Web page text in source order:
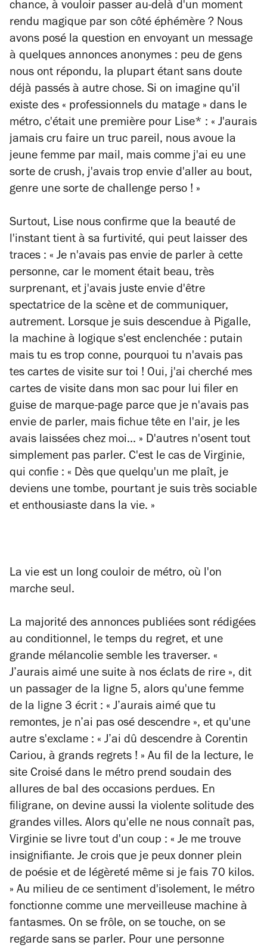
chance, à vouloir passer au-delà d'un moment
rendu magique par son côté éphémère ? Nous
avons posé la question en envoyant un message
à quelques annonces anonymes : peu de gens
nous ont répondu, la plupart étant sans doute
déjà passés à autre chose. Si on imagine qu'il
existe des « professionnels du matage » dans le
métro, c'était une première pour Lise* : « J'aurais
jamais cru faire un truc pareil, nous avoue la
jeune femme par mail, mais comme j'ai eu une
sorte de crush, j'avais trop envie d'aller au bout,
genre une sorte de challenge perso ! »
Surtout, Lise nous confirme que la beauté de
l'instant tient à sa furtivité, qui peut laisser des
traces : « Je n'avais pas envie de parler à cette
personne, car le moment était beau, très
surprenant, et j'avais juste envie d'être
spectatrice de la scène et de communiquer,
autrement. Lorsque je suis descendue à Pigalle,
la machine à logique s'est enclenchée : putain
mais tu es trop conne, pourquoi tu n'avais pas
tes cartes de visite sur toi ! Oui, j'ai cherché mes
cartes de visite dans mon sac pour lui filer en
guise de marque-page parce que je n'avais pas
envie de parler, mais fichue tête en l'air, je les
avais laissées chez moi... » D'autres n'osent tout
simplement pas parler. C'est le cas de Virginie,
qui confie : « Dès que quelqu'un me plaît, je
deviens une tombe, pourtant je suis très sociable
et enthousiaste dans la vie. »
La vie est un long couloir de métro, où l'on
marche seul.
La majorité des annonces publiées sont rédigées
au conditionnel, le temps du regret, et une
grande mélancolie semble les traverser. «
J’aurais aimé une suite à nos éclats de rire », dit
un passager de la ligne 5, alors qu'une femme
de la ligne 3 écrit : « J’aurais aimé que tu
remontes, je n’ai pas osé descendre », et qu'une
autre s'exclame : « J’ai dû descendre à Corentin
Cariou, à grands regrets ! » Au fil de la lecture, le
site Croisé dans le métro prend soudain des
allures de bal des occasions perdues. En
filigrane, on devine aussi la violente solitude des
grandes villes. Alors qu'elle ne nous connaît pas,
Virginie se livre tout d'un coup : « Je me trouve
insignifiante. Je crois que je peux donner plein
de poésie et de légèreté même si je fais 70 kilos.
» Au milieu de ce sentiment d'isolement, le métro
fonctionne comme une merveilleuse machine à
fantasmes. On se frôle, on se touche, on se
regarde sans se parler. Pour une personne